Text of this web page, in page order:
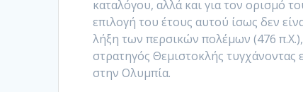
καταλόγου, αλλά και για τον ορισμό
επιλογή του έτους αυτού ίσως δεν
λήξη των περσικών πολέμων (476
στρατηγός Θεμιστοκλής
στην Ολυμπία.